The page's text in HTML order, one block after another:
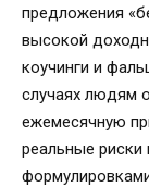
предложения
высокой
коучинги и
случаях людям
ежемесячную
реальные риски